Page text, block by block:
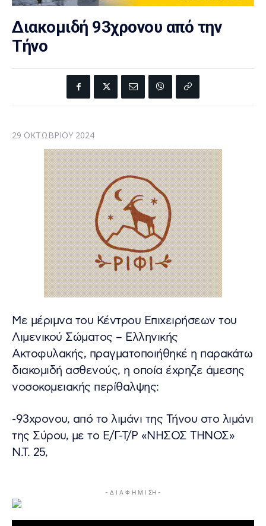
Διακομιδή 93χρονου από την
Τήνο
29 ΟΚΤΩΒΡΊΟΥ 2024
Με μέριμνα του Κέντρου Επιχειρήσεων του
Λιμενικού Σώματος – Ελληνικής
Ακτοφυλακής, πραγματοποιήθηκέ η παρακάτω
διακομιδή ασθενούς, η οποία έχρηζε άμεσης
νοσοκομειακής περίθαλψης:
-93χρονου, από το λιμάνι της Τήνου στο λιμάνι
της Σύρου, με το Ε/Γ-Τ/Ρ «ΝΗΣΟΣ ΤΗΝΟΣ»
Ν.Τ. 25,
- Δ Ι Α Φ Η Μ Ι ΣΗ -